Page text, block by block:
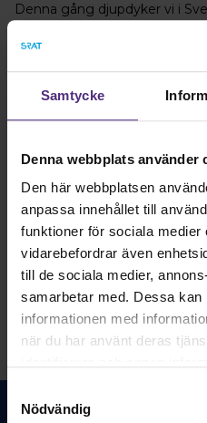
Samtycke
Denna webbplats använder
Den här webbplatsen
anpassa innehållet till
funktioner för sociala
vidarebefordrar även
till de sociala medier,
samarbetar med. Dessa kan
informationen med
när du har använt deras
Dock har vi lagt in
Nödvändig
Denna gång djupdyker vi i
Jennifer Berglund och
händelser på arbetet.
Berglunds bok "Den fjärde
Läs senaste numret